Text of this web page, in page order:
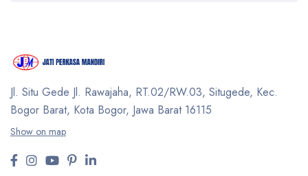
Jl. Situ Gede Jl. Rawajaha, RT.02/RW.03, Situgede, Kec.
Bogor Barat, Kota Bogor, Jawa Barat 16115
Show on map